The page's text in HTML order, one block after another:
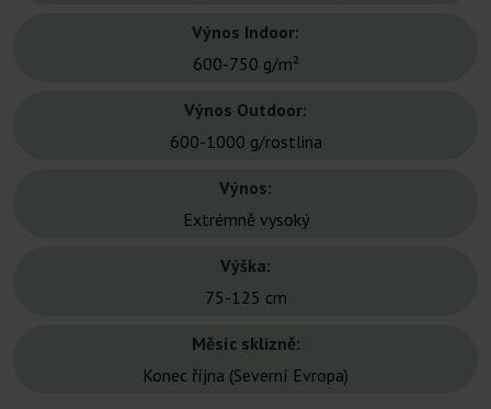
Výnos Indoor:
600-750 g/m²
Výnos Outdoor:
600-1000 g/rostlina
Výnos:
Extrémně vysoký
Výška:
75-125 cm
Měsíc sklizně:
Konec října (Severní Evropa)